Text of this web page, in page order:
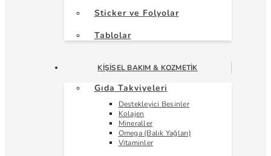
Sticker ve Folyolar
Tablolar
KIŞISEL BAKIM & KOZMETIK
Gıda Takviyeleri
Destekleyici Besinler
Kolajen
Mineraller
Omega (Balık Yağları)
Vitaminler